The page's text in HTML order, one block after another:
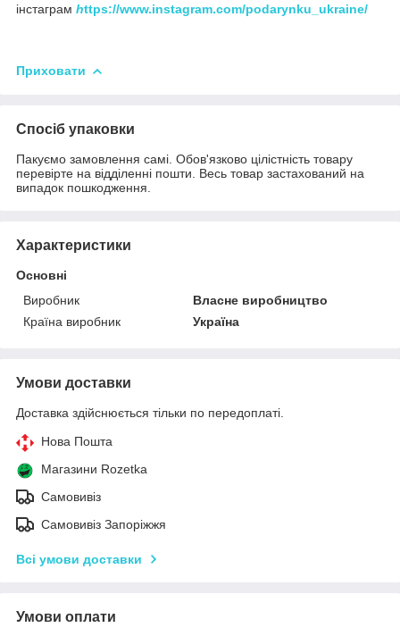
інстаграм https://www.instagram.com/podarynku_ukraine/
Приховати
Спосіб упаковки
Пакуємо замовлення самі. Обов'язково цілістність товару
перевірте на відділенні пошти. Весь товар застахований на
випадок пошкодження.
Характеристики
Основні
Виробник
Власне виробництво
Країна виробник
Україна
Умови доставки
Доставка здійснюється тільки по передоплаті.
Нова Пошта
Магазини Rozetka
Самовивіз
Самовивіз Запоріжжя
Всі умови доставки
Умови оплати